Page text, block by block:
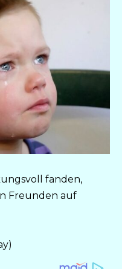
fanden,
Freunden auf